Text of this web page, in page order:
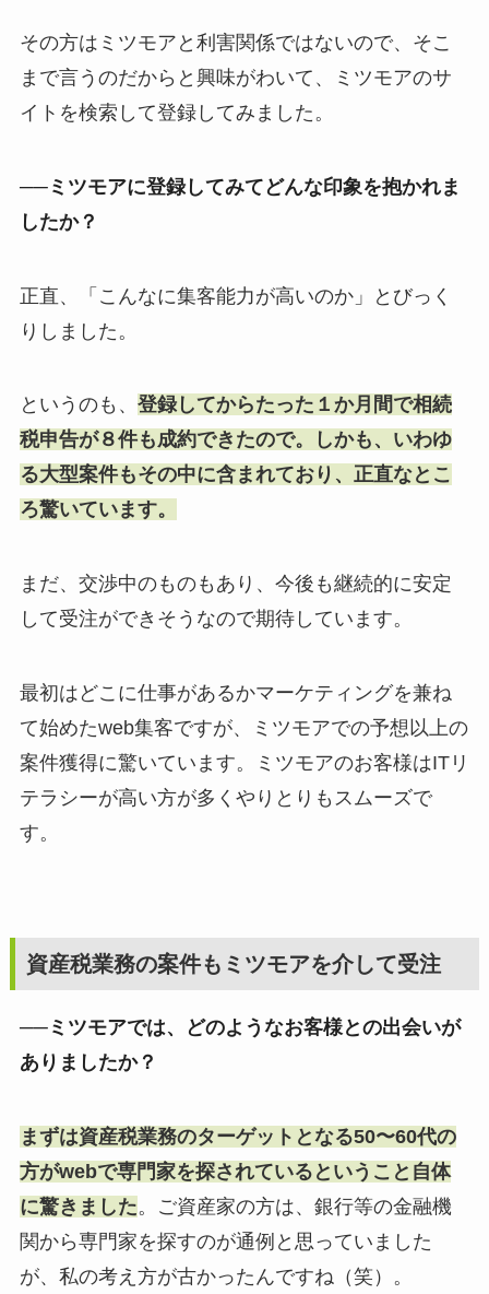
その方はミツモアと利害関係ではないので、そこ
まで言うのだからと興味がわいて、ミツモアのサ
イトを検索して登録してみました。
──ミツモアに登録してみてどんな印象を抱かれま
したか？
正直、「こんなに集客能力が高いのか」とびっく
りしました。
というのも、 登録してからたった１か月間で相続
税申告が８件も成約できたので。しかも、いわゆ
る大型案件もその中に含まれており、正直なとこ
ろ驚いています。
まだ、交渉中のものもあり、今後も継続的に安定
して受注ができそうなので期待しています。
最初はどこに仕事があるかマーケティングを兼ね
て始めたweb集客ですが、ミツモアでの予想以上の
案件獲得に驚いています。ミツモアのお客様はITリ
テラシーが高い方が多くやりとりもスムーズで
す。
資産税業務の案件もミツモアを介して受注
──ミツモアでは、どのようなお客様との出会いが
ありましたか？
まずは資産税業務のターゲットとなる50〜60代の
方がwebで専門家を探されているということ自体
に驚きました。ご資産家の方は、銀行等の金融機
関から専門家を探すのが通例と思っていました
が、私の考え方が古かったんですね（笑）。